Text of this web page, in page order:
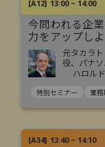
[A12] 13:00 ~ 14:00
今問われる企
力をアップしよ
元タカラ
役、パナ
ハロル
特別セミナー 業
[A34] 13:40 ~ 14:10